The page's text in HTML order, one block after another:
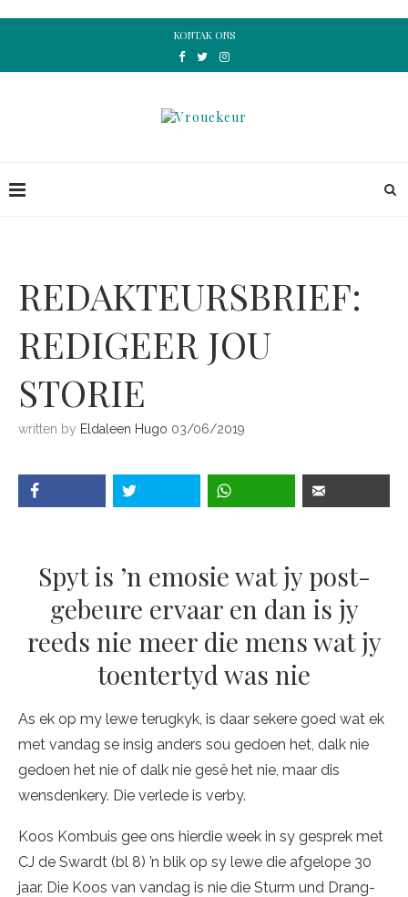
KONTAK ONS
REDAKTEURSBRIEF:
REDIGEER JOU
STORIE
written by Eldaleen Hugo 03/06/2019
Spyt is ’n emosie wat jy post-
gebeure ervaar en dan is jy
reeds nie meer die mens wat jy
toentertyd was nie
As ek op my lewe terugkyk, is daar sekere goed wat ek
met vandag se insig anders sou gedoen het, dalk nie
gedoen het nie of dalk nie gesê het nie, maar dis
wensdenkery. Die verlede is verby.
Koos Kombuis gee ons hierdie week in sy gesprek met
CJ de Swardt (bl 8) ’n blik op sy lewe die afgelope 30
jaar. Die Koos van vandag is nie die Sturm und Drang-